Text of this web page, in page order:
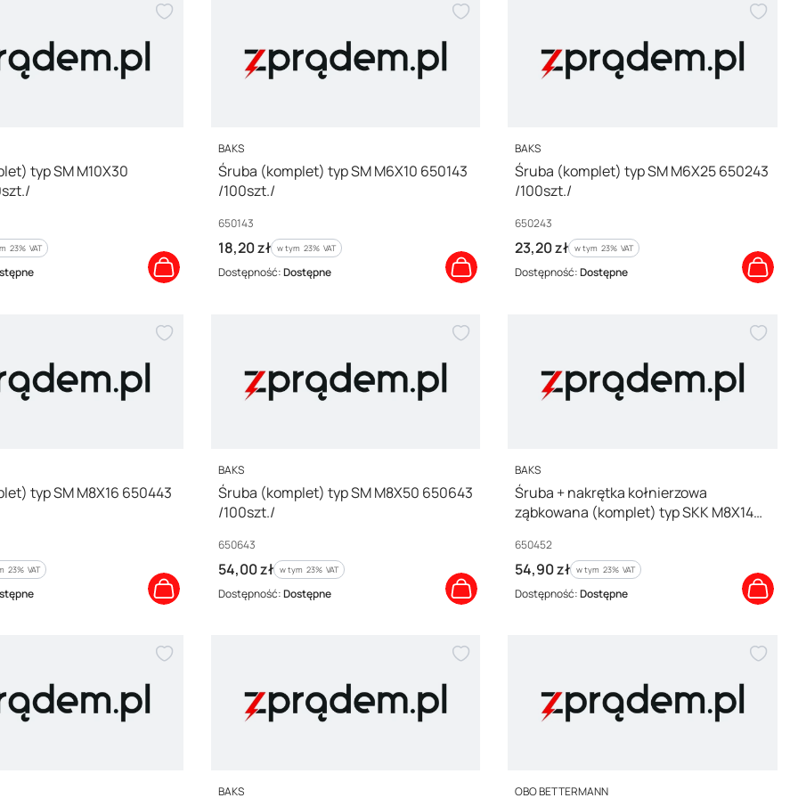
typ SM M10X30
%s VAT
23% VAT
PRODUCENT
BAKS
Śruba (komplet) typ SM M6X10 650143
/100szt./
Kod producenta
650143
Cena brutto
18,20 zł w tym %s VAT
w tym 23% VAT
Dostępność:Dostępne
PRODUCENT
BAKS
Śruba (komplet) typ SM M6X25 650243
/100szt./
Kod producenta
650243
Cena brutto
23,20 zł w tym %s VAT
w tym 23% VAT
Dostępność:Dostępne
typ SM M8X16 650443
%s VAT
23% VAT
PRODUCENT
BAKS
Śruba (komplet) typ SM M8X50 650643
/100szt./
Kod producenta
650643
Cena brutto
54,00 zł w tym %s VAT
w tym 23% VAT
Dostępność:Dostępne
PRODUCENT
BAKS
Śruba + nakrętka kołnierzowa
ząbkowana (komplet) typ SKK M8X14
Kod producenta
650452
Cena brutto
54,90 zł w tym %s VAT
w tym 23% VAT
Dostępność:Dostępne
PRODUCENT
BAKS PRODUCENT
OBO BETTERMANN